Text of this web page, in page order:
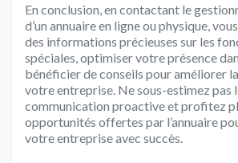
En conclusion, en contactant le
d’un annuaire en ligne ou physique,
des informations précieuses sur les
spéciales, optimiser votre présence
bénéficier de conseils pour améliorer
votre entreprise. Ne sous-estimez pas
communication proactive et profitez
opportunités offertes par l’annuaire
votre entreprise avec succès.